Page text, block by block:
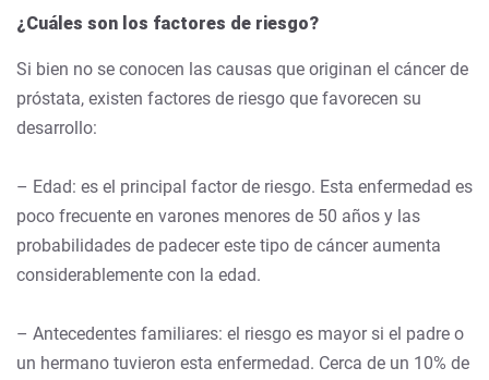
¿Cuáles son los factores de riesgo?
Si bien no se conocen las causas que originan el cáncer de
próstata, existen factores de riesgo que favorecen su
desarrollo:
– Edad: es el principal factor de riesgo. Esta enfermedad es
poco frecuente en varones menores de 50 años y las
probabilidades de padecer este tipo de cáncer aumenta
considerablemente con la edad.
– Antecedentes familiares: el riesgo es mayor si el padre o
un hermano tuvieron esta enfermedad. Cerca de un 10% de